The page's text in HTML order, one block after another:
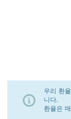
우리 환
니다.
환율은